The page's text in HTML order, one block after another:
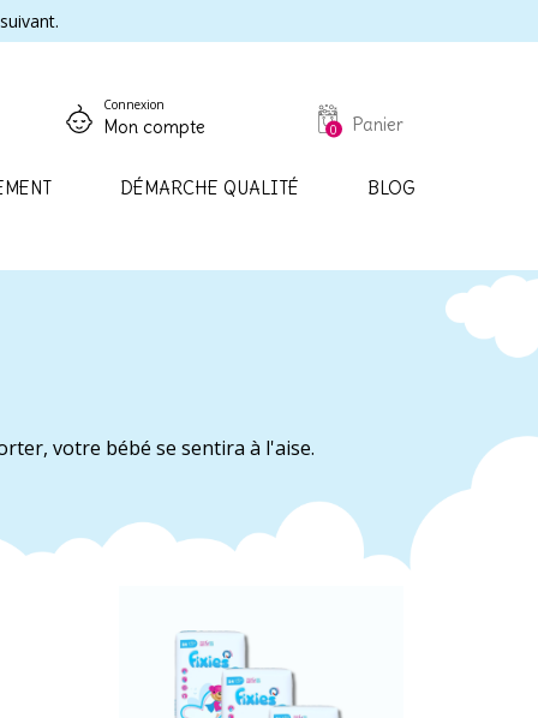
Connexion
Mon compte 0 Panier
DÉMARCHE QUALITÉ BLOG
votre bébé se sentira à l'aise.